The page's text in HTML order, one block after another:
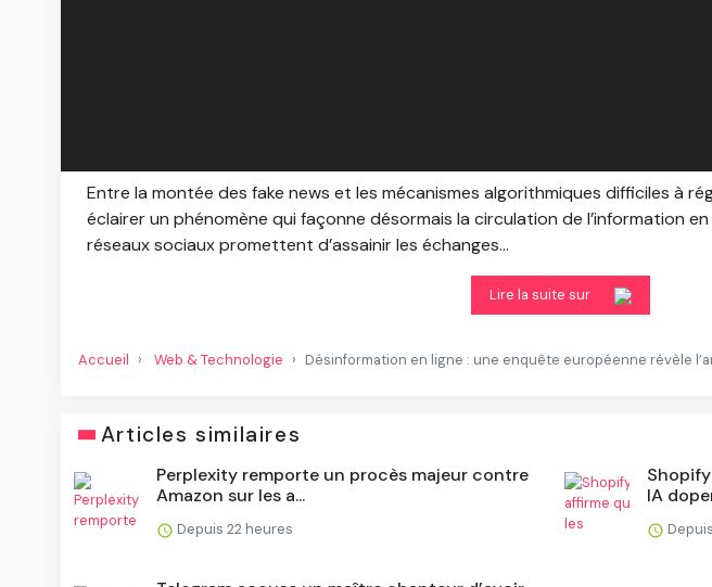
Entre la montée des fake news et les mécanismes algorithmiques difficiles à
éclairer un phénomène qui façonne désormais la circulation de l’information
réseaux sociaux promettent d’assainir les échanges...
Lire la suite sur
Accueil Web & Technologie Désinformation en ligne : une enquête européenne révèle
Articles similaires
Perplexity remporte un procès majeur contre
Amazon sur les a...
Depuis 22 heures
IA